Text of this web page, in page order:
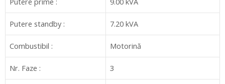
Putere standby : 7.20 kVA
Combustibil : Motorină
Nr. Faze : 3